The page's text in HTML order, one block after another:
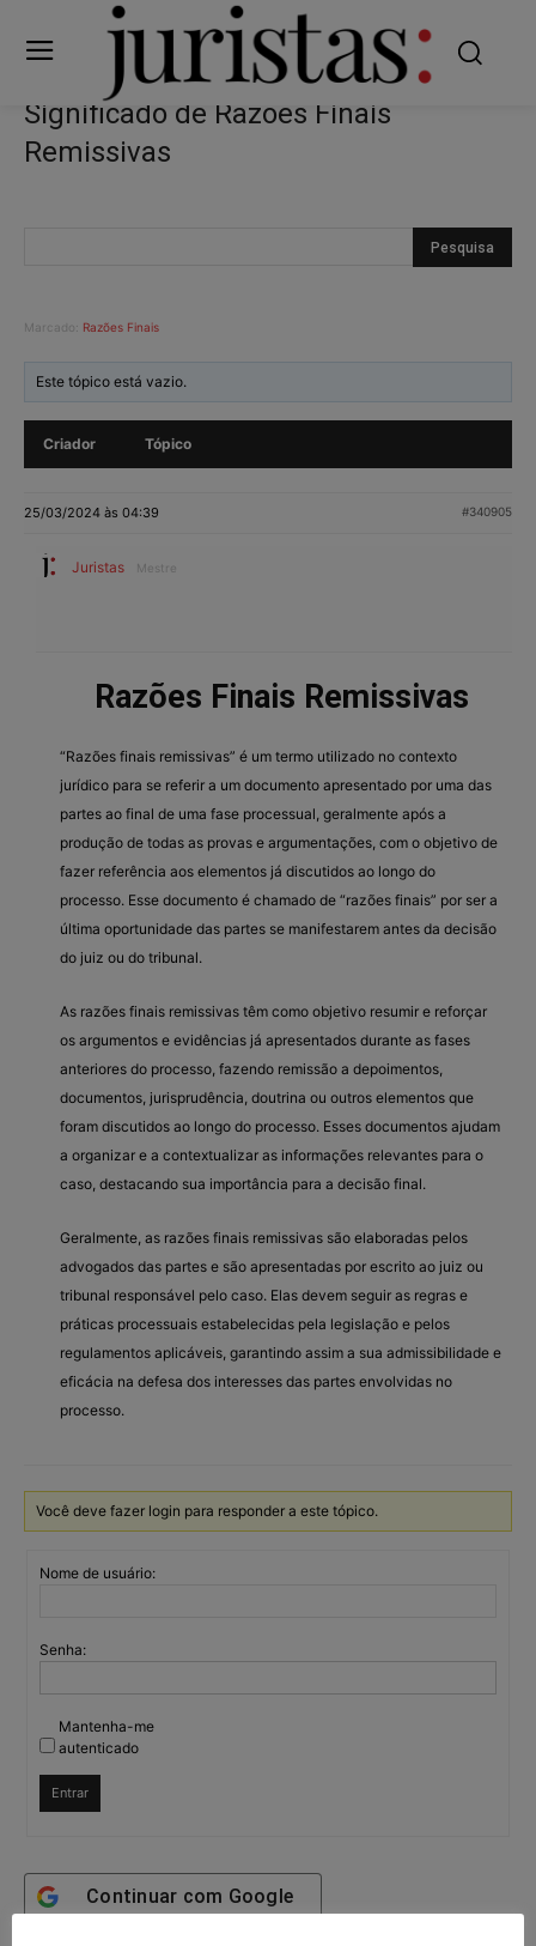
Significado de Razões Finais
Remissivas
Marcado: Razões Finais
Este tópico está vazio.
Criador Tópico
25/03/2024 às 04:39 #340905
Juristas Mestre
Razões Finais Remissivas
“Razões finais remissivas” é um termo utilizado no contexto
jurídico para se referir a um documento apresentado por uma das
partes ao final de uma fase processual, geralmente após a
produção de todas as provas e argumentações, com o objetivo de
fazer referência aos elementos já discutidos ao longo do
processo. Esse documento é chamado de “razões finais” por ser a
última oportunidade das partes se manifestarem antes da decisão
do juiz ou do tribunal.
As razões finais remissivas têm como objetivo resumir e reforçar
os argumentos e evidências já apresentados durante as fases
anteriores do processo, fazendo remissão a depoimentos,
documentos, jurisprudência, doutrina ou outros elementos que
foram discutidos ao longo do processo. Esses documentos ajudam
a organizar e a contextualizar as informações relevantes para o
caso, destacando sua importância para a decisão final.
Geralmente, as razões finais remissivas são elaboradas pelos
advogados das partes e são apresentadas por escrito ao juiz ou
tribunal responsável pelo caso. Elas devem seguir as regras e
práticas processuais estabelecidas pela legislação e pelos
regulamentos aplicáveis, garantindo assim a sua admissibilidade e
eficácia na defesa dos interesses das partes envolvidas no
processo.
Você deve fazer login para responder a este tópico.
Nome de usuário:
Senha:
Mantenha-me
autenticado
Entrar
Continuar com Google